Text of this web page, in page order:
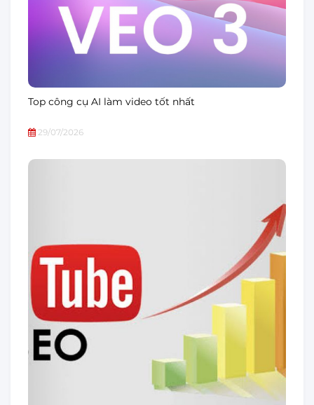
Top công cụ AI làm video tốt nhất
29/07/2026